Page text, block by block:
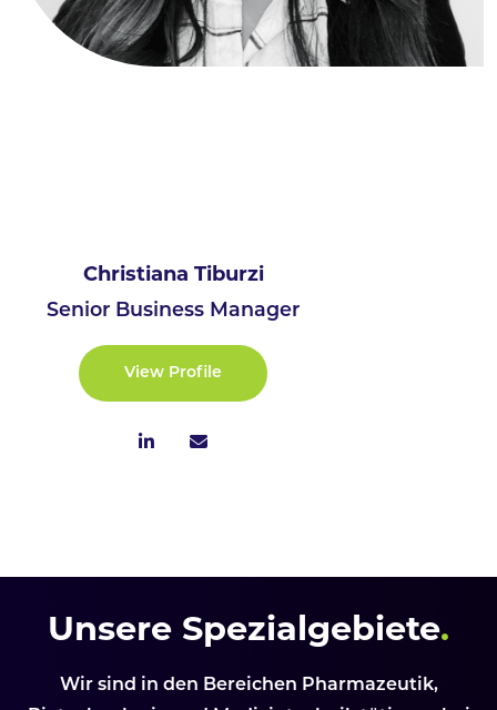
Christiana Tiburzi
Senior Business Manager
View Profile
Unsere Spezialgebiete.
Wir sind in den Bereichen Pharmazeutik,